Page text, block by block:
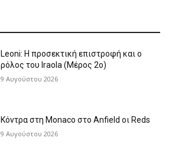
Leoni: Η προσεκτική επιστροφή και ο
ρόλος του Iraola (Μέρος 2ο)
9 Αυγούστου 2026
Κόντρα στη Monaco στο Anfield οι Reds
9 Αυγούστου 2026